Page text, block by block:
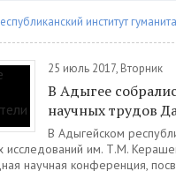
25 июль 2017, Вторник
В Адыгее
научных трудов
В Адыгейском
исследований им. Т.М.
научная конференция,